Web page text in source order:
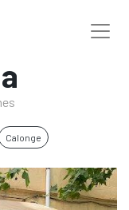
Calonge